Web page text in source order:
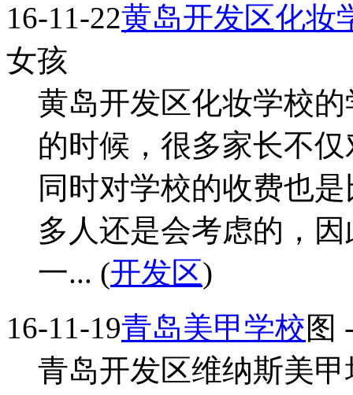
16-11-22黄岛开发区化妆
女孩
黄岛开发区化妆学校
的时候，很多家长不
同时对学校的收费也
多人还是会考虑的，
一... (开发区)
16-11-19青岛美甲学校图
青岛开发区维纳斯美